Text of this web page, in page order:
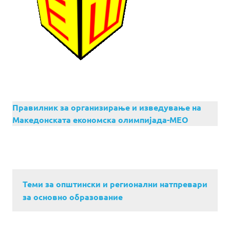
Правилник за организирање и изведување на
Македонската економска олимпијада-МЕО
Теми за општински и регионални натпревари
за основно образование